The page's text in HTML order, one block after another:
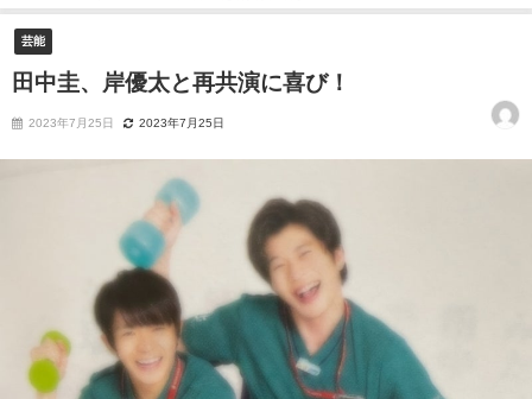
芸能
田中圭、岸優太と再共演に喜び！
2023年7月25日 2023年7月25日